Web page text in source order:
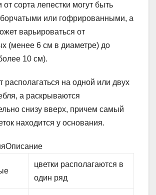
от сорта лепестки могут быть
или гофрированными, а
варьироваться от
(менее 6 см в диаметре) до
10 см).
располагаться на одной или двух
а раскрываются
снизу вверх, причем самый
находится у основания.
цветки располагаются в
один ряд